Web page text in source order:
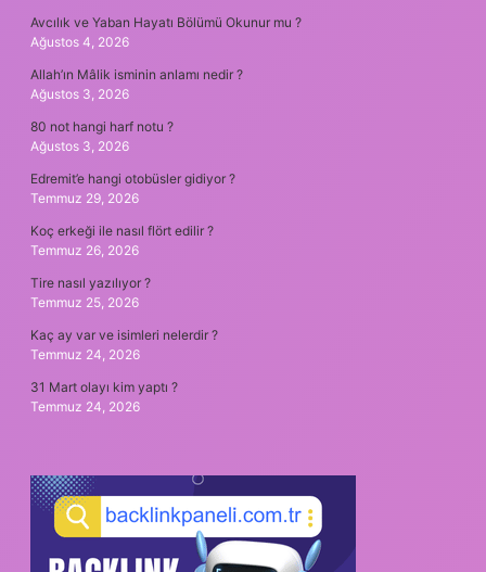
Avcılık ve Yaban Hayatı Bölümü Okunur mu ?
Ağustos 4, 2026
Allah’ın Mâlik isminin anlamı nedir ?
Ağustos 3, 2026
80 not hangi harf notu ?
Ağustos 3, 2026
Edremit’e hangi otobüsler gidiyor ?
Temmuz 29, 2026
Koç erkeği ile nasıl flört edilir ?
Temmuz 26, 2026
Tire nasıl yazılıyor ?
Temmuz 25, 2026
Kaç ay var ve isimleri nelerdir ?
Temmuz 24, 2026
31 Mart olayı kim yaptı ?
Temmuz 24, 2026